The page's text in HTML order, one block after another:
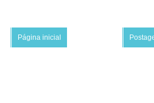
Página inicial